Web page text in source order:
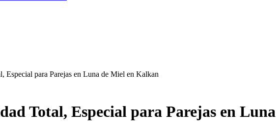
Especial para Parejas en Luna de Miel en Kalkan
Total, Especial para Parejas en Luna